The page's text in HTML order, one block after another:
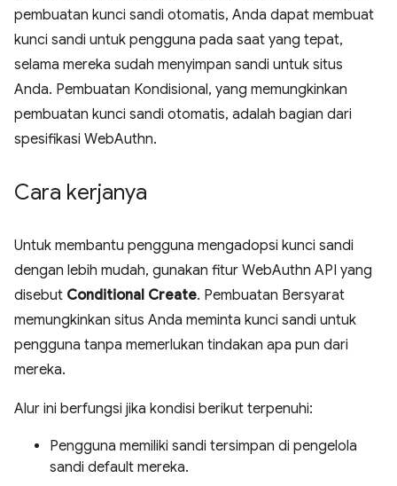
pembuatan kunci sandi otomatis, Anda dapat membuat
kunci sandi untuk pengguna pada saat yang tepat,
selama mereka sudah menyimpan sandi untuk situs
Anda. Pembuatan Kondisional, yang memungkinkan
pembuatan kunci sandi otomatis, adalah bagian dari
spesifikasi WebAuthn.
Cara kerjanya
Untuk membantu pengguna mengadopsi kunci sandi
dengan lebih mudah, gunakan fitur WebAuthn API yang
disebut Conditional Create. Pembuatan Bersyarat
memungkinkan situs Anda meminta kunci sandi untuk
pengguna tanpa memerlukan tindakan apa pun dari
mereka.
Alur ini berfungsi jika kondisi berikut terpenuhi:
Pengguna memiliki sandi tersimpan di pengelola
sandi default mereka.